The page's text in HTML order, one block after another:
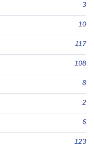
3
10
117
108
8
2
6
123